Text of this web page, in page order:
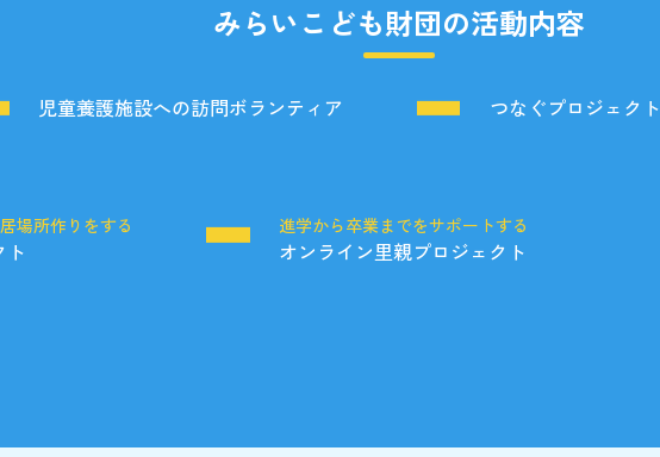
みらいこども財団の活動内容
児童養護施設への訪問ボランティア つなぐプロジェクト
場所作りをする
ト
進学から卒業までをサポートする
オンライン里親プロジェクト